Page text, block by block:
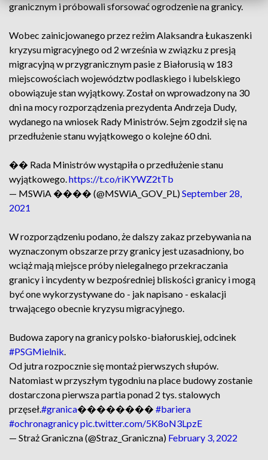
granicznym i próbowali sforsować ogrodzenie na granicy.
Wobec zainicjowanego przez reżim Alaksandra Łukaszenki
kryzysu migracyjnego od 2 września w związku z presją
migracyjną w przygranicznym pasie z Białorusią w 183
miejscowościach województw podlaskiego i lubelskiego
obowiązuje stan wyjątkowy. Został on wprowadzony na 30
dni na mocy rozporządzenia prezydenta Andrzeja Dudy,
wydanego na wniosek Rady Ministrów. Sejm zgodził się na
przedłużenie stanu wyjątkowego o kolejne 60 dni.
�� Rada Ministrów wystąpiła o przedłużenie stanu
wyjątkowego.https://t.co/riKYWZ2tTb
— MSWiA ���� (@MSWiA_GOV_PL)September 28,
2021
W rozporządzeniu podano, że dalszy zakaz przebywania na
wyznaczonym obszarze przy granicy jest uzasadniony, bo
wciąż mają miejsce próby nielegalnego przekraczania
granicy i incydenty w bezpośredniej bliskości granicy i mogą
być one wykorzystywane do - jak napisano - eskalacji
trwającego obecnie kryzysu migracyjnego.
Budowa zapory na granicy polsko-białoruskiej, odcinek
#PSGMielnik.
Od jutra rozpocznie się montaż pierwszych słupów.
Natomiast w przyszłym tygodniu na place budowy zostanie
dostarczona pierwsza partia ponad 2 tys. stalowych
przęseł.#granica�������� #bariera
#ochronagranicypic.twitter.com/5K8oN3LpzE
— Straż Graniczna (@Straz_Graniczna) February 3, 2022